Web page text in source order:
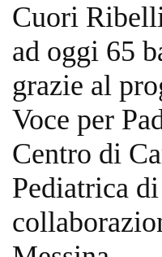
Cuori
ad oggi 65
grazie al
Voce per
Centro di
Pediatrica